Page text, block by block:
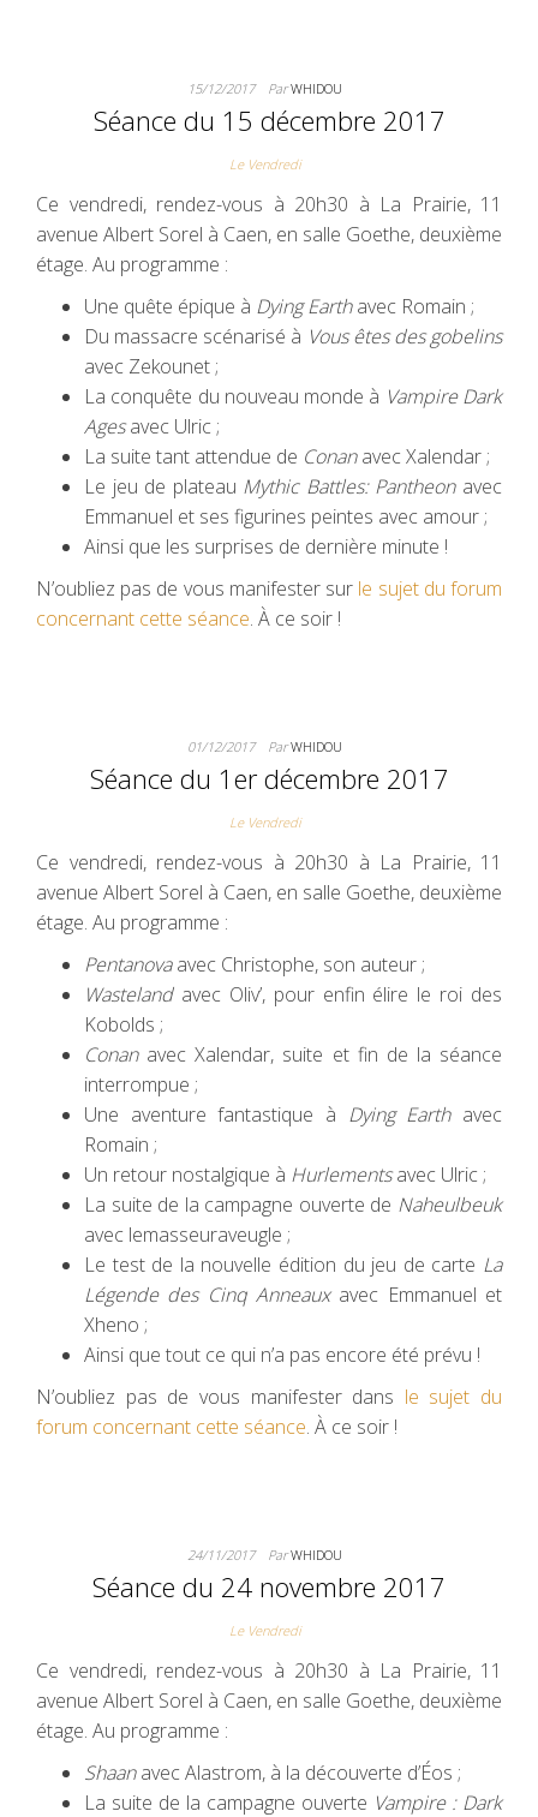
15/12/2017 ParWHIDOU
Séance du 15 décembre 2017
Le Vendredi
Ce vendredi, rendez-vous à 20h30 à La Prairie, 11
avenue Albert Sorel à Caen, en salle Goethe, deuxième
étage. Au programme :
Une quête épique à Dying Earthavec Romain ;
Du massacre scénarisé à Vous êtes des gobelins
avec Zekounet ;
La conquête du nouveau monde à Vampire Dark
Agesavec Ulric ;
La suite tant attendue de Conanavec Xalendar ;
Le jeu de plateau Mythic Battles: Pantheonavec
Emmanuel et ses figurines peintes avec amour ;
Ainsi que les surprises de dernière minute !
N’oubliez pas de vous manifester sur le sujet du forum
concernant cette séance. À ce soir !
01/12/2017 ParWHIDOU
Séance du 1er décembre 2017
Le Vendredi
Ce vendredi, rendez-vous à 20h30 à La Prairie, 11
avenue Albert Sorel à Caen, en salle Goethe, deuxième
étage. Au programme :
Pentanovaavec Christophe, son auteur ;
Wastelandavec Oliv’, pour enfin élire le roi des
Kobolds ;
Conanavec Xalendar, suite et fin de la séance
interrompue ;
Une aventure fantastique à Dying Earthavec
Romain ;
Un retour nostalgique à Hurlementsavec Ulric ;
La suite de la campagne ouverte de Naheulbeuk
avec lemasseuraveugle ;
Le test de la nouvelle édition du jeu de carte La
Légende des Cinq Anneauxavec Emmanuel et
Xheno ;
Ainsi que tout ce qui n’a pas encore été prévu !
N’oubliez pas de vous manifester dans le sujet du
forum concernant cette séance. À ce soir !
24/11/2017 ParWHIDOU
Séance du 24 novembre 2017
Le Vendredi
Ce vendredi, rendez-vous à 20h30 à La Prairie, 11
avenue Albert Sorel à Caen, en salle Goethe, deuxième
étage. Au programme :
Shaanavec Alastrom, à la découverte d’Éos ;
La suite de la campagne ouverte Vampire : Dark